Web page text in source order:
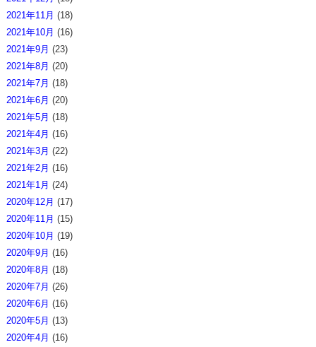
2021年11月 (18)
2021年10月 (16)
2021年9月 (23)
2021年8月 (20)
2021年7月 (18)
2021年6月 (20)
2021年5月 (18)
2021年4月 (16)
2021年3月 (22)
2021年2月 (16)
2021年1月 (24)
2020年12月 (17)
2020年11月 (15)
2020年10月 (19)
2020年9月 (16)
2020年8月 (18)
2020年7月 (26)
2020年6月 (16)
2020年5月 (13)
2020年4月 (16)